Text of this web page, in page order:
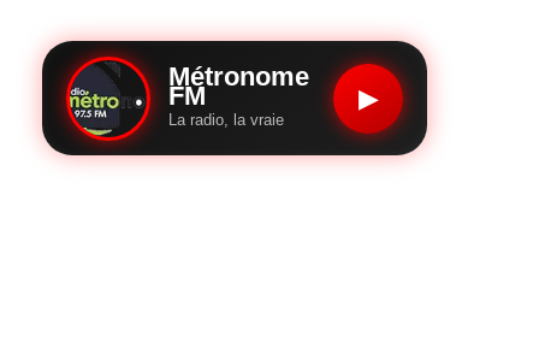
Métronome
FM
La radio, la vraie
▶